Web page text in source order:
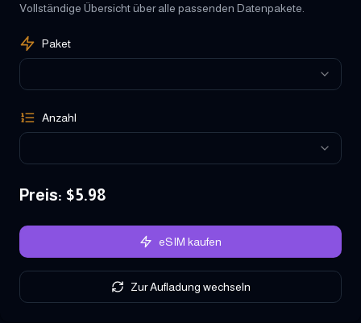
Vollständige Übersicht über alle passenden Datenpakete.
Paket
Anzahl
Preis: $5.98
eSIM kaufen
Zur Aufladung wechseln